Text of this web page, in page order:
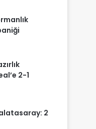
2-1
2